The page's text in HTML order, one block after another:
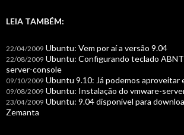
LEIA TAMBÉM:
22/04/2009 Ubuntu: Vem por aí a versão 9.04
22/08/2009 Ubuntu: Configurando teclado
server-console
09/10/2009 Ubuntu 9.10: Já podemos aproveitar
09/08/2009 Ubuntu: Instalação do vmware-
23/04/2009 Ubuntu: 9.04 disponível para
Zemanta